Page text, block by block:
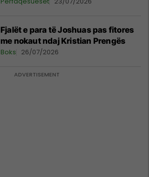
Fjalët e para të Joshuas pas fitores
me nokaut ndaj Kristian Prengës
Boks 26/07/2026